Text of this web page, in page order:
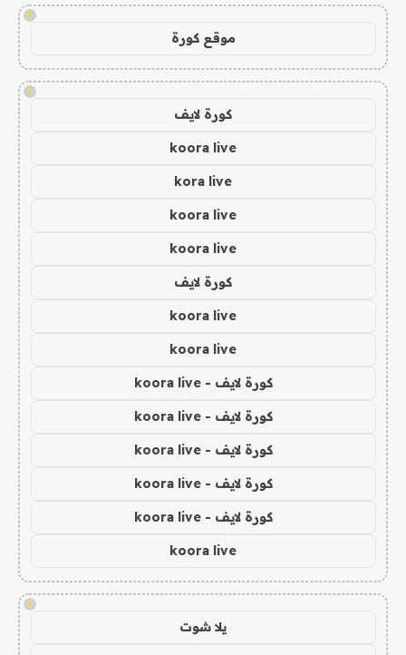
!
موقع كورة
!
كورة لايف
koora live
kora live
koora live
koora live
كورة لايف
koora live
koora live
كورة لايف - koora live
كورة لايف - koora live
كورة لايف - koora live
كورة لايف - koora live
كورة لايف - koora live
koora live
!
يلا شوت